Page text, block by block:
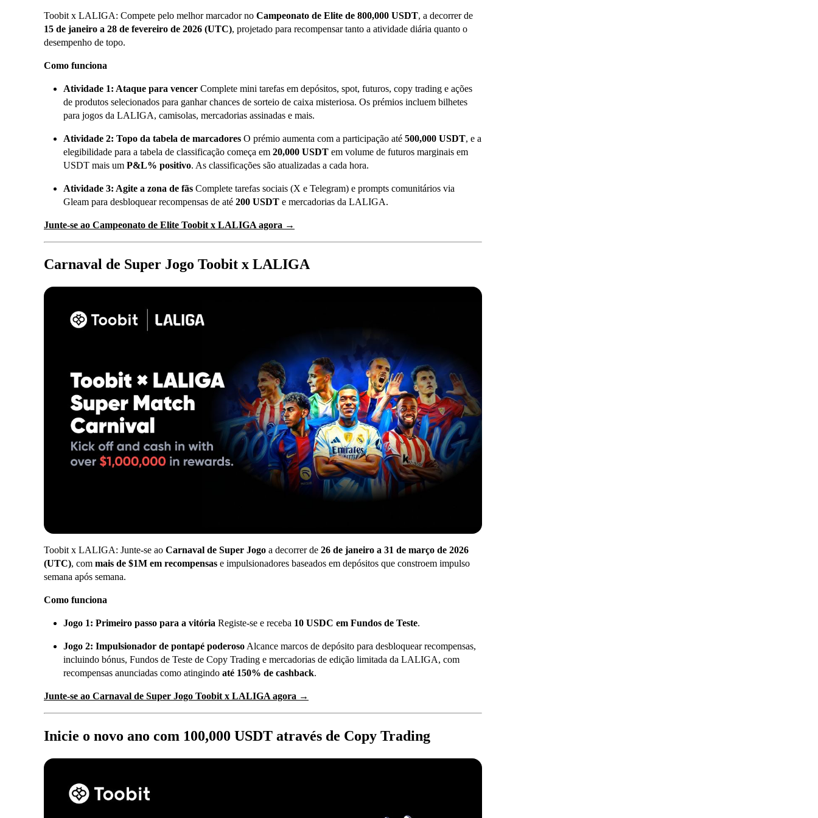
Toobit x LALIGA: Compete pelo melhor marcador no Campeonato de Elite de 800,000 USDT, a decorrer de
15 de janeiro a 28 de fevereiro de 2026 (UTC), projetado para recompensar tanto a atividade diária quanto o
desempenho de topo.
Como funciona
Atividade 1: Ataque para vencer Complete mini tarefas em depósitos, spot, futuros, copy trading e ações
de produtos selecionados para ganhar chances de sorteio de caixa misteriosa. Os prémios incluem bilhetes
para jogos da LALIGA, camisolas, mercadorias assinadas e mais.
Atividade 2: Topo da tabela de marcadores O prémio aumenta com a participação até 500,000 USDT, e a
elegibilidade para a tabela de classificação começa em 20,000 USDT em volume de futuros marginais em
USDT mais um P&L% positivo. As classificações são atualizadas a cada hora.
Atividade 3: Agite a zona de fãs Complete tarefas sociais (X e Telegram) e prompts comunitários via
Gleam para desbloquear recompensas de até 200 USDT e mercadorias da LALIGA.
Junte-se ao Campeonato de Elite Toobit x LALIGA agora →
Carnaval de Super Jogo Toobit x LALIGA
Toobit x LALIGA: Junte-se ao Carnaval de Super Jogo a decorrer de 26 de janeiro a 31 de março de 2026
(UTC), com mais de $1M em recompensas e impulsionadores baseados em depósitos que constroem impulso
semana após semana.
Como funciona
Jogo 1: Primeiro passo para a vitória Registe-se e receba 10 USDC em Fundos de Teste.
Jogo 2: Impulsionador de pontapé poderoso Alcance marcos de depósito para desbloquear recompensas,
incluindo bónus, Fundos de Teste de Copy Trading e mercadorias de edição limitada da LALIGA, com
recompensas anunciadas como atingindo até 150% de cashback.
Junte-se ao Carnaval de Super Jogo Toobit x LALIGA agora →
Inicie o novo ano com 100,000 USDT através de Copy Trading